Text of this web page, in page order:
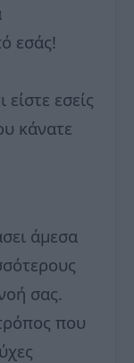
εσάς!
είστε εσείς
κάνατε
άμεσα
σας.
που